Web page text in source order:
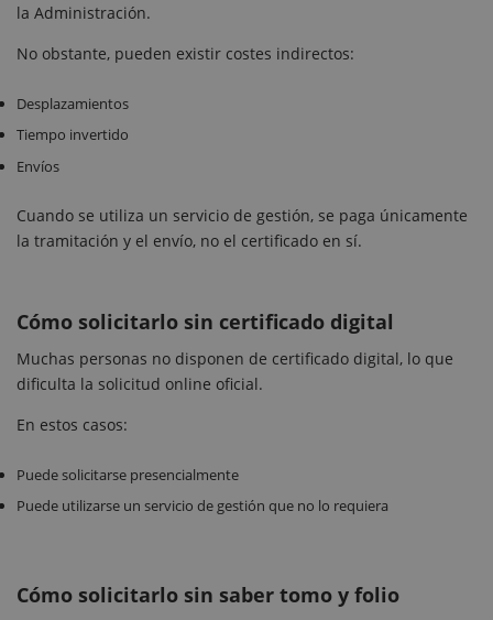
la Administración.
No obstante, pueden existir costes indirectos:
Desplazamientos
Tiempo invertido
Envíos
Cuando se utiliza un servicio de gestión, se paga únicamente
la tramitación y el envío, no el certificado en sí.
Cómo solicitarlo sin certificado digital
Muchas personas no disponen de certificado digital, lo que
dificulta la solicitud online oficial.
En estos casos:
Puede solicitarse presencialmente
Puede utilizarse un servicio de gestión que no lo requiera
Cómo solicitarlo sin saber tomo y folio